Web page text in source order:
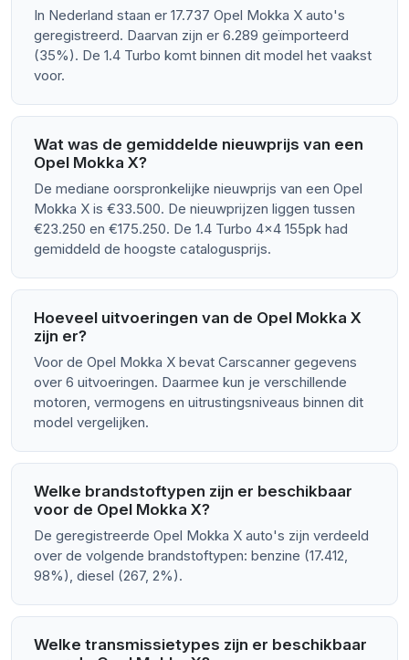
In Nederland staan er 17.737 Opel Mokka X auto's
geregistreerd. Daarvan zijn er 6.289 geïmporteerd
(35%). De 1.4 Turbo komt binnen dit model het vaakst
voor.
Wat was de gemiddelde nieuwprijs van een
Opel Mokka X?
De mediane oorspronkelijke nieuwprijs van een Opel
Mokka X is €33.500. De nieuwprijzen liggen tussen
€23.250 en €175.250. De 1.4 Turbo 4x4 155pk had
gemiddeld de hoogste catalogusprijs.
Hoeveel uitvoeringen van de Opel Mokka X
zijn er?
Voor de Opel Mokka X bevat Carscanner gegevens
over 6 uitvoeringen. Daarmee kun je verschillende
motoren, vermogens en uitrustingsniveaus binnen dit
model vergelijken.
Welke brandstoftypen zijn er beschikbaar
voor de Opel Mokka X?
De geregistreerde Opel Mokka X auto's zijn verdeeld
over de volgende brandstoftypen: benzine (17.412,
98%), diesel (267, 2%).
Welke transmissietypes zijn er beschikbaar